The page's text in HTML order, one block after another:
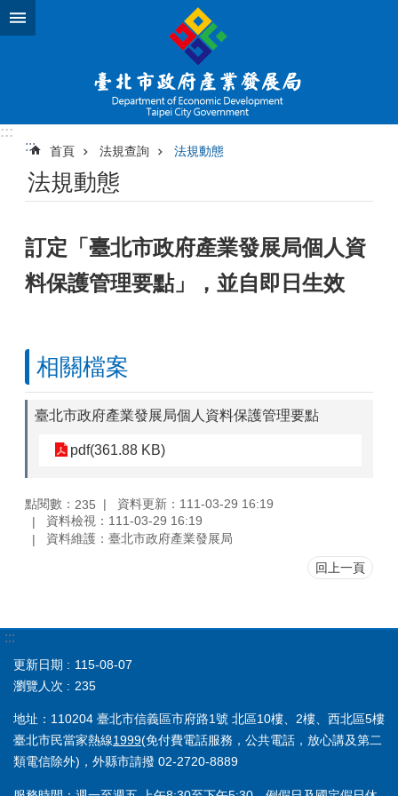
跳到主要內容區塊
:::
:::
首頁 法規查詢 法規動態
法規動態
訂定「臺北市政府產業發展局個人資
料保護管理要點」，並自即日生效
相關檔案
臺北市政府產業發展局個人資料保護管理要點
pdf(361.88 KB)
點閱數： 235
資料更新：111-03-29 16:19
資料檢視：111-03-29 16:19
資料維護：臺北市政府產業發展局
回上一頁
:::
更新日期
115-08-07
瀏覽人次
235
地址：110204 臺北市信義區市府路1號 北區10樓、2樓、西北區5樓
臺北市民當家熱線1999(免付費電話服務，公共電話，放心講及第二
類電信除外)，外縣市請撥 02-2720-8889